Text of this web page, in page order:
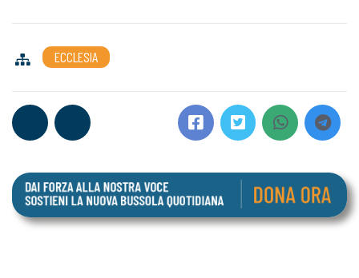
ECCLESIA